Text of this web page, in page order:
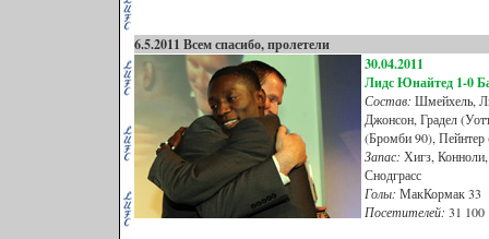
6.5.2011 Всем спасибо, пролетели
30.04.2011
Лидс Юнайтед 1-0
Состав: Шмейхель,
Джонсон, Градел
(Бромби 90), Пейнтер
Запас: Хигз,
Снодграсс
Голы: МакКормак 33
Посетителей: 31 100